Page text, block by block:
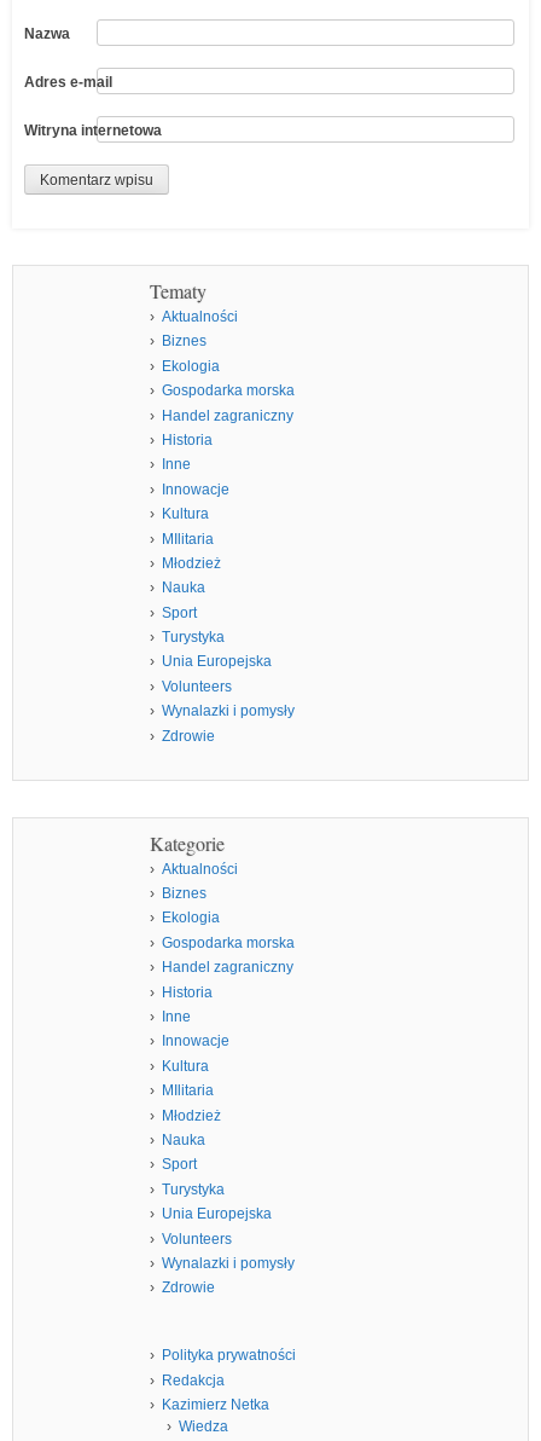
Nazwa
Adres e-mail
Witryna internetowa
Tematy
Aktualności
Biznes
Ekologia
Gospodarka morska
Handel zagraniczny
Historia
Inne
Innowacje
Kultura
MIlitaria
Młodzież
Nauka
Sport
Turystyka
Unia Europejska
Volunteers
Wynalazki i pomysły
Zdrowie
Kategorie
Aktualności
Biznes
Ekologia
Gospodarka morska
Handel zagraniczny
Historia
Inne
Innowacje
Kultura
MIlitaria
Młodzież
Nauka
Sport
Turystyka
Unia Europejska
Volunteers
Wynalazki i pomysły
Zdrowie
Polityka prywatności
Redakcja
Kazimierz Netka
Wiedza